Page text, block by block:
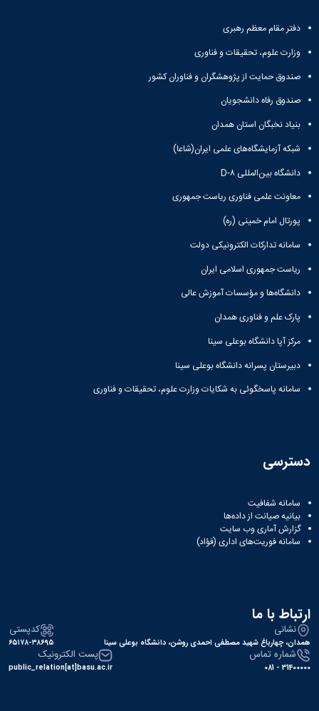
دفتر مقام معظم رهبری
وزارت علوم، تحقیقات و فناوری
صندوق حمایت از پژوهشگران و فناوران کشور
صندوق رفاه دانشجویان
بنیاد نخبگان استان همدان
شبکه آزمایشگاه‌های علمی ایران(شاعا)
دانشگاه بین‌المللی D-۸
معاونت علمی فناوری ریاست جمهوری
پورتال امام خمینی (ره)
سامانه تدارکات الکترونیکی دولت
ریاست جمهوری اسلامی ایران
دانشگاه‌ها و مؤسسات آموزش عالی
پارک علم و فناوری همدان
مرکز آپا دانشگاه بوعلی سینا
دبیرستان پسرانه دانشگاه بوعلی سینا
سامانه پاسخگوئی به شکایات وزارت علوم، تحقیقات و فناوری
دسترسی
سامانه شفافیت
بیانیه صیانت از داده‌ها
گزارش آماری وب‌ سایت
سامانه فوریت‌های اداری (فؤاد)
ارتباط با ما
نشانی
همدان، چهارباغ شهید مصطفی احمدی روشن، دانشگاه بوعلی سینا
کدپستی
۶۵۱۷۸-۳۸۶۹۵
شماره تماس
31400000 - 081
پست الکترونیک
public_relation[at]basu.ac.ir